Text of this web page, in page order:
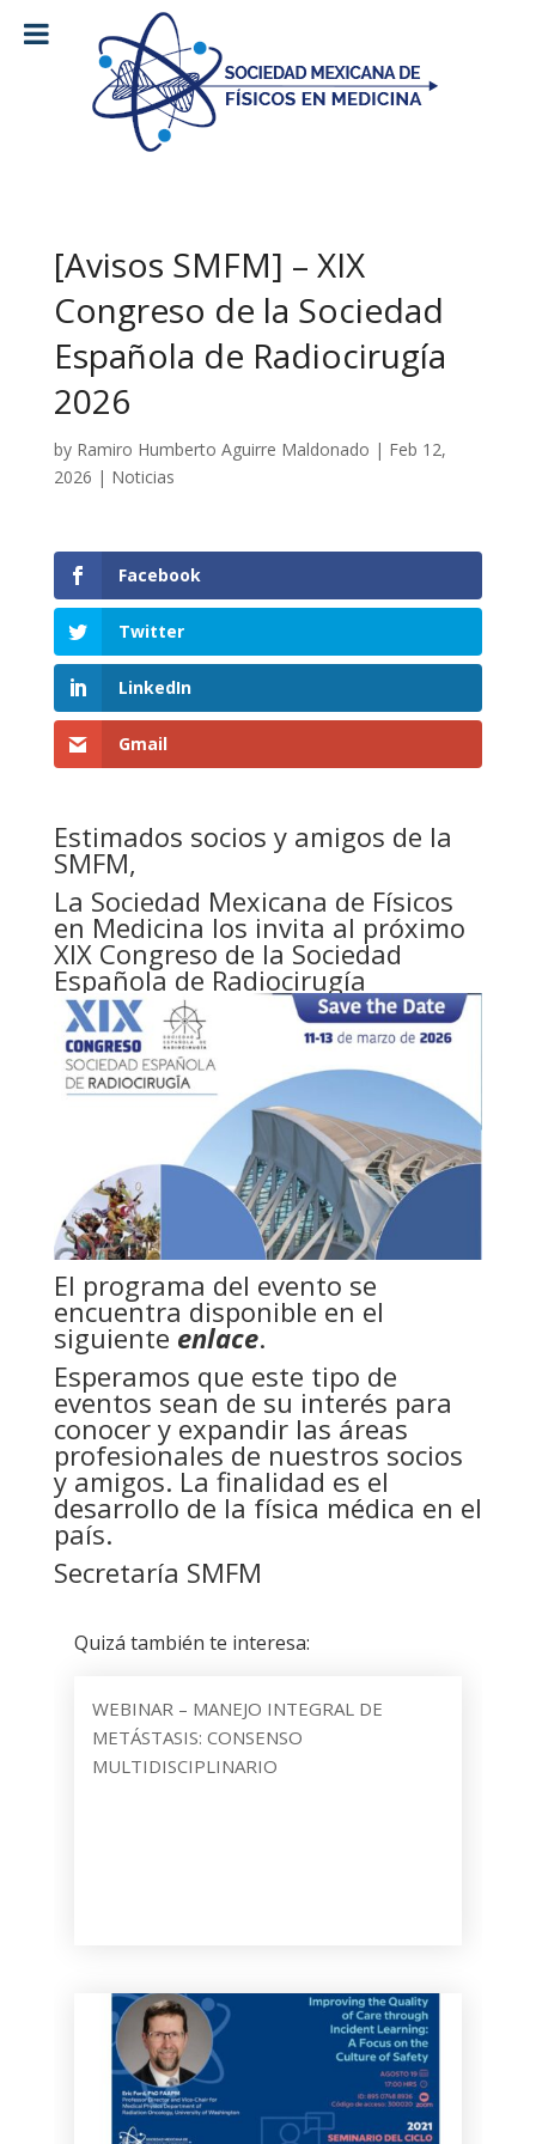
[Avisos SMFM] – XIX
Congreso de la Sociedad
Española de Radiocirugía
2026
by Ramiro Humberto Aguirre Maldonado | Feb 12,
2026 | Noticias
Facebook
Twitter
LinkedIn
Gmail
Estimados socios y amigos de la
SMFM,
La Sociedad Mexicana de Físicos
en Medicina los invita al próximo
XIX Congreso de la Sociedad
Española de Radiocirugía
El programa del evento se
encuentra disponible en el
siguiente enlace.
Esperamos que este tipo de
eventos sean de su interés para
conocer y expandir las áreas
profesionales de nuestros socios
y amigos. La finalidad es el
desarrollo de la física médica en el
país.
Secretaría SMFM
Quizá también te interesa:
WEBINAR – MANEJO INTEGRAL DE
METÁSTASIS: CONSENSO
MULTIDISCIPLINARIO